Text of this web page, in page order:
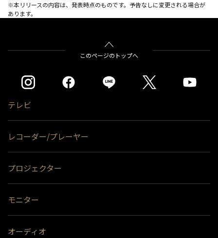
※本リリースの内容は、発表時点のものです。予告なしに変更される場合が
あります。
このページのトップへ
テレビ
レコーダー/プレーヤー
プロジェクター
モニター
オーディオ